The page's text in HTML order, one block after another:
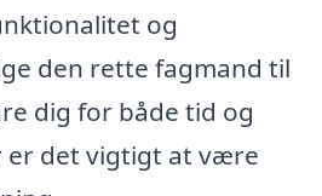
og
den rette fagmand til
dig for både tid og
er det vigtigt at være